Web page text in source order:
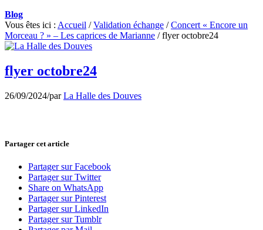
Blog
Vous êtes ici : Accueil / Validation échange / Concert « Encore un
Morceau ? » – Les caprices de Marianne / flyer octobre24
flyer octobre24
26/09/2024/parLa Halle des Douves
Partager cet article
Partager sur Facebook
Partager sur Twitter
Share on WhatsApp
Partager sur Pinterest
Partager sur LinkedIn
Partager sur Tumblr